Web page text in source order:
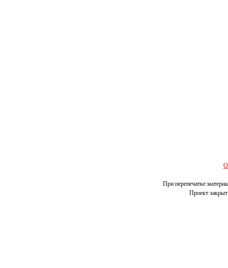
О
При перепечатке
Проект закрыт